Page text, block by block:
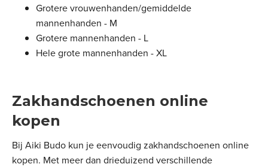
Grotere vrouwenhanden/gemiddelde
mannenhanden - M
Grotere mannenhanden - L
Hele grote mannenhanden - XL
Zakhandschoenen online
kopen
Bij Aiki Budo kun je eenvoudig zakhandschoenen online
kopen. Met meer dan drieduizend verschillende